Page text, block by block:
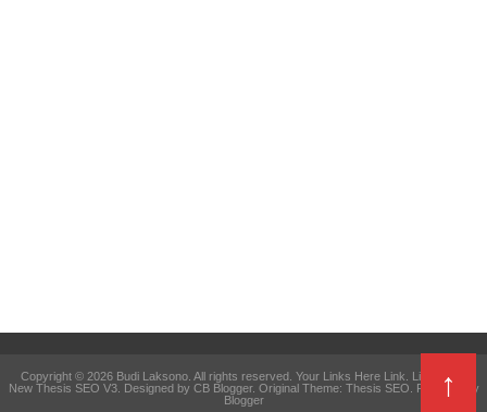
Copyright © 2026 Budi Laksono . All rights reserved. Your Links Here Link Link Here
New Thesis SEO V3. Designed by CB Blogger. Original Theme: Thesis SEO . Powered by
Blogger
↑